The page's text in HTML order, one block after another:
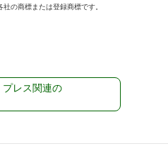
の商標または登録商標です。
レス関連の